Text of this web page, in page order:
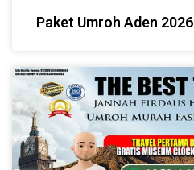
Paket Umroh Aden 2026